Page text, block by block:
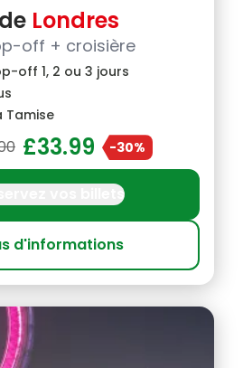
Londres
off + croisière
off 1, 2 ou 3 jours
Tamise
£33.99 -30%
vos billets
d'informations